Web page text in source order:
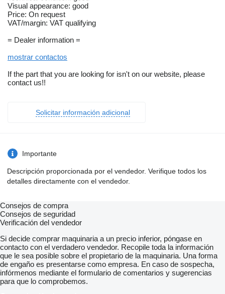
Visual appearance: good
Price: On request
VAT/margin: VAT qualifying
= Dealer information =
mostrar contactos
If the part that you are looking for isn't on our website, please
contact us!!
Solicitar información adicional
Importante
Descripción proporcionada por el vendedor. Verifique todos los
detalles directamente con el vendedor.
Consejos de compra
Consejos de seguridad
Verificación del vendedor
Si decide comprar maquinaria a un precio inferior, póngase en
contacto con el verdadero vendedor. Recopile toda la información
que le sea posible sobre el propietario de la maquinaria. Una forma
de engaño es presentarse como empresa. En caso de sospecha,
infórmenos mediante el formulario de comentarios y sugerencias
para que lo comprobemos.